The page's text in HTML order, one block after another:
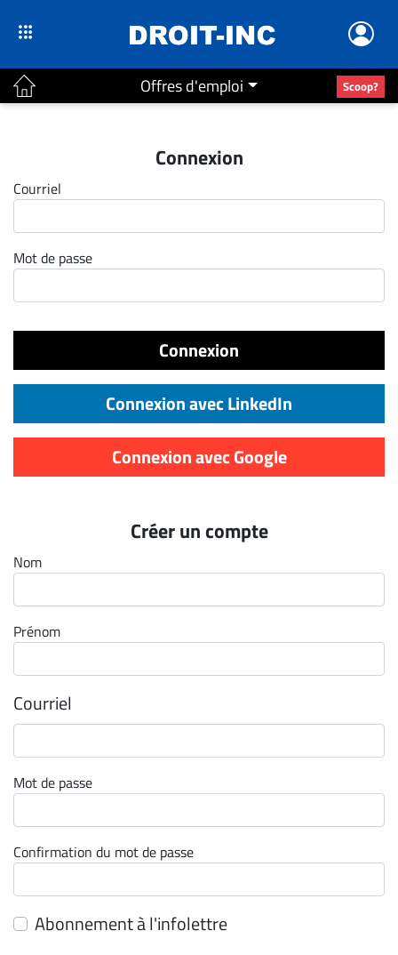
Offres d'emploi Scoop?
En
Nominations
Bureaux
Conseillers
Carrière
CARRIÈRE
ET
ET
JURISTES
Offres
Formation
Continue
Métiers
Scoop?
CABINETS
Espace
entreprises
Page
Connexion
Courriel
Mot de passe
Connexion
Connexion avec LinkedIn
Connexion avec Google
Créer un compte
Nom
Prénom
Courriel
Mot de passe
Confirmation du mot de passe
Abonnement à l'infolettre